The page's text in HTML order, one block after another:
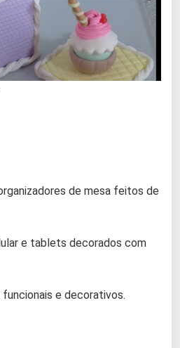
de mesa feitos de
e tablets decorados com
e decorativos.